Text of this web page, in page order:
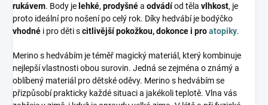
rukávem. Body je lehké, prodyšnéa odvádíod těla vlhkost, je
proto ideální pro nošení po celý rok. Díky hedvábí je bodýčko
vhodné i pro děti scitlivější pokožkou, dokonce i proatopiky.
Merino s hedvábím je téměř magický materiál, který kombinuje
nejlepší vlastnosti obou surovin. Jedná se zejména o známý a
oblíbený materiál pro dětské oděvy. Merino s hedvábím se
přizpůsobí prakticky každé situaci a jakékoli teplotě. Vlna vás